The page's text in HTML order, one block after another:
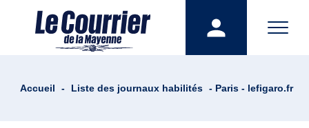
Accueil - Liste des journaux habilités - Paris - lefigaro.fr